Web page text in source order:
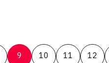
9 10 11 12